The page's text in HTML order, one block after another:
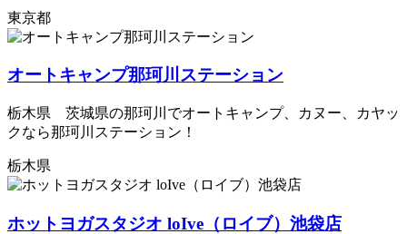
東京都
オートキャンプ那珂川ステーション
栃木県 茨城県の那珂川でオートキャンプ、カヌー、カヤッ
クなら那珂川ステーション！
栃木県
ホットヨガスタジオ loIve（ロイブ）池袋店